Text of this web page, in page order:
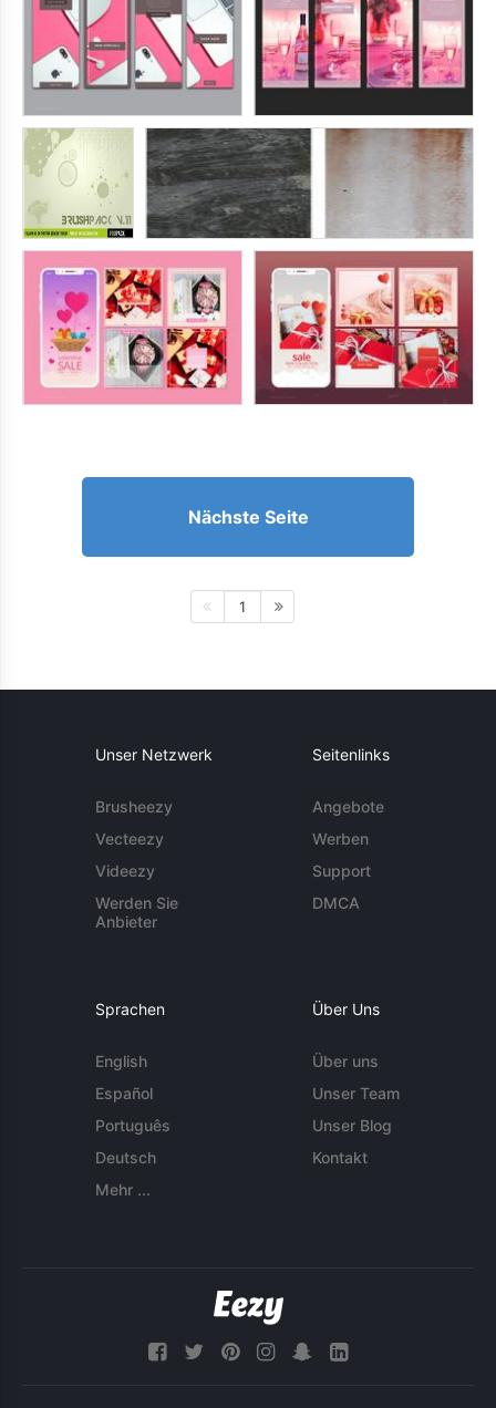
Nächste Seite
1
Unser Netzwerk
Brusheezy
Vecteezy
Videezy
Werden Sie
Anbieter
Seitenlinks
Angebote
Werben
Support
DMCA
Sprachen
English
Español
Português
Deutsch
Mehr ...
Über Uns
Über uns
Unser Team
Unser Blog
Kontakt